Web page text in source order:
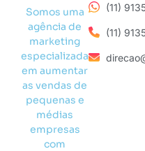
Somos uma
agência de
marketing
especializada
em aumentar
as vendas de
pequenas e
médias
empresas
com
(11)
(11)